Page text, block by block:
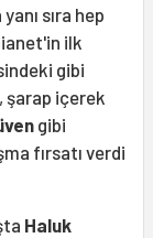
sıra hep
ilk
gibi
şarap içerek
gibi
fırsatı verdi
Haluk